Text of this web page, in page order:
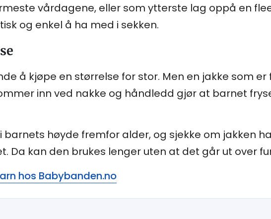
vårdagene, eller som ytterste lag oppå en
og enkel å ha med i sekken.
å kjøpe en størrelse for stor. Men en jakke som er
inn ved nakke og håndledd gjør at barnet
høyde fremfor alder, og sjekke om jakken
Da kan den brukes lenger uten at det går ut over
hos Babybanden.no